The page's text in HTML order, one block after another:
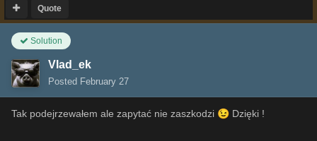
Quote
Solution
Vlad_ek
Posted February 27
Tak podejrzewałem ale zapytać nie zaszkodzi 😉 Dzięki !